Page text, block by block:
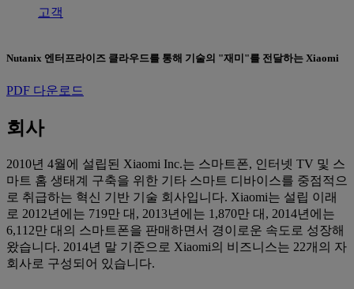
고객
Nutanix 엔터프라이즈 클라우드를 통해 기술의 "재미"를 전달하는 Xiaomi
PDF 다운로드
회사
2010년 4월에 설립된 Xiaomi Inc.는 스마트폰, 인터넷 TV 및 스
마트 홈 생태계 구축을 위한 기타 스마트 디바이스를 중점적으
로 취급하는 혁신 기반 기술 회사입니다. Xiaomi는 설립 이래
로 2012년에는 719만 대, 2013년에는 1,870만 대, 2014년에는
6,112만 대의 스마트폰을 판매하면서 경이로운 속도로 성장해
왔습니다. 2014년 말 기준으로 Xiaomi의 비즈니스는 22개의 자
회사로 구성되어 있습니다.